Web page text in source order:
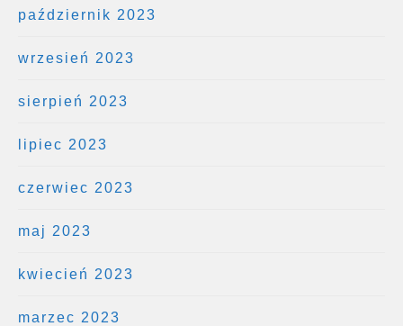
październik 2023
wrzesień 2023
sierpień 2023
lipiec 2023
czerwiec 2023
maj 2023
kwiecień 2023
marzec 2023